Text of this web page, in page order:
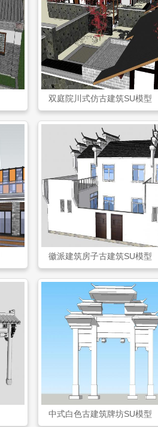
双庭院川式仿古建筑SU模型
徽派建筑房子古建筑SU模型
中式白色古建筑牌坊SU模型